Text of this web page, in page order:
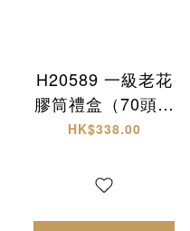
H20589 一級老花
膠筒禮盒（70頭約
18-20隻）
HK$338.00